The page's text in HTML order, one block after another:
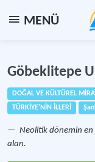
MENÜ
Göbeklitepe
DOĞAL VE KÜLTÜREL
TÜRKİYE'NİN İLLERİ
Neolitik dönemin en
alan.